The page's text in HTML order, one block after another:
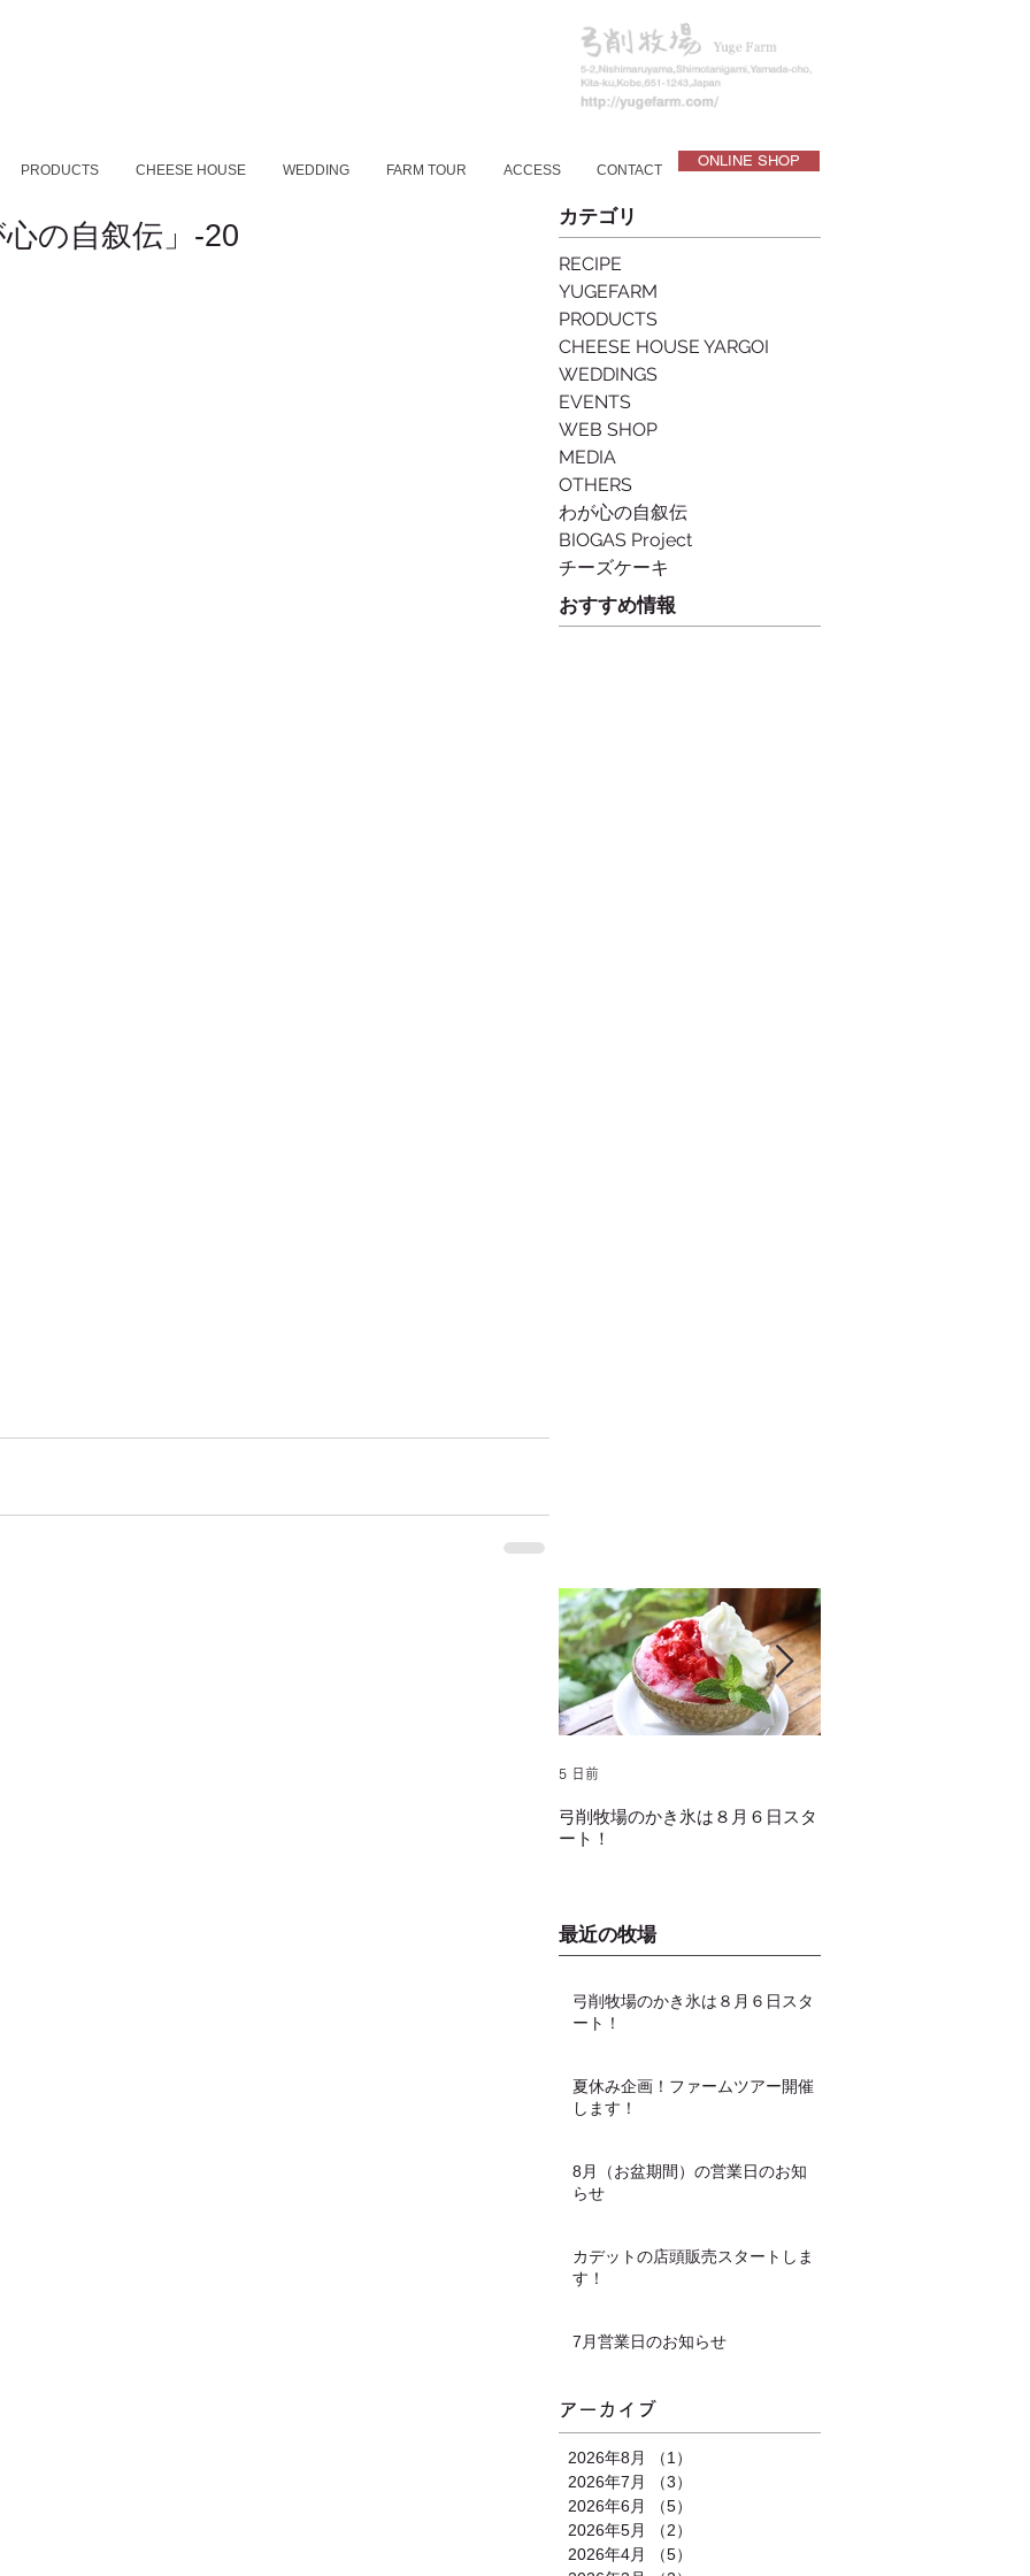
ONLINE SHOP
PRODUCTS CHEESE HOUSE WEDDING FARM TOUR ACCESS CONTACT
の自叙伝」-20
カテゴリ
RECIPE
YUGEFARM
PRODUCTS
CHEESE HOUSE YARGOI
WEDDINGS
EVENTS
WEB SHOP
MEDIA
OTHERS
わが心の自叙伝
BIOGAS Project
チーズケーキ
おすすめ情報
弓削牧場のかき氷は８月６日スタ
ート！
5 日前
最近の牧場
弓削牧場のかき氷は８月６日スタ
ート！
夏休み企画！ファームツアー開催
します！
8月（お盆期間）の営業日のお知
らせ
カデットの店頭販売スタートしま
す！
7月営業日のお知らせ
アーカイブ
2026年8月 （1）
2026年7月
（3）
2026年6月
（5）
2026年5月
（2）
2026年4月
（5）